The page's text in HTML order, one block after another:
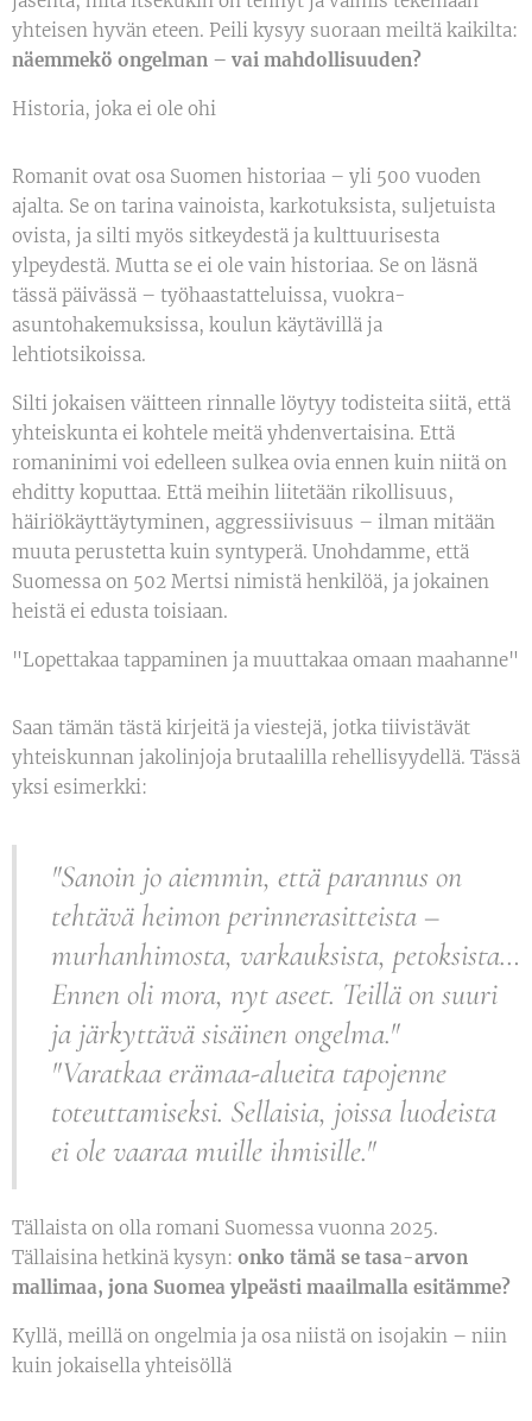
yhteisen hyvän eteen. Peili kysyy suoraan meiltä kaikilta:
näemmekö ongelman – vai mahdollisuuden?
Historia, joka ei ole ohi
Romanit ovat osa Suomen historiaa – yli 500 vuoden
ajalta. Se on tarina vainoista, karkotuksista, suljetuista
ovista, ja silti myös sitkeydestä ja kulttuurisesta
ylpeydestä. Mutta se ei ole vain historiaa. Se on läsnä
tässä päivässä – työhaastatteluissa, vuokra-
asuntohakemuksissa, koulun käytävillä ja
lehtiotsikoissa.
Silti jokaisen väitteen rinnalle löytyy todisteita siitä, että
yhteiskunta ei kohtele meitä yhdenvertaisina. Että
romaninimi voi edelleen sulkea ovia ennen kuin niitä on
ehditty koputtaa. Että meihin liitetään rikollisuus,
häiriökäyttäytyminen, aggressiivisuus – ilman mitään
muuta perustetta kuin syntyperä. Unohdamme, että
Suomessa on 502 Mertsi nimistä henkilöä, ja jokainen
heistä ei edusta toisiaan.
"Lopettakaa tappaminen ja muuttakaa omaan maahanne"
Saan tämän tästä kirjeitä ja viestejä, jotka tiivistävät
yhteiskunnan jakolinjoja brutaalilla rehellisyydellä. Tässä
yksi esimerkki:
"Sanoin jo aiemmin, että parannus on
tehtävä heimon perinnerasitteista –
murhanhimosta, varkauksista, petoksista…
Ennen oli mora, nyt aseet. Teillä on suuri
ja järkyttävä sisäinen ongelma."
"Varatkaa erämaa-alueita tapojenne
toteuttamiseksi. Sellaisia, joissa luodeista
ei ole vaaraa muille ihmisille."
Tällaista on olla romani Suomessa vuonna 2025.
Tällaisina hetkinä kysyn: onko tämä se tasa-arvon
mallimaa, jona Suomea ylpeästi maailmalla esitämme?
Kyllä, meillä on ongelmia ja osa niistä on isojakin – niin
kuin jokaisella yhteisöllä